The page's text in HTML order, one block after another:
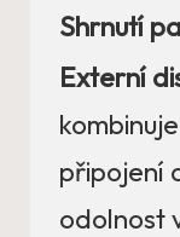
Shrnutí
Externí
připojení
odolnost